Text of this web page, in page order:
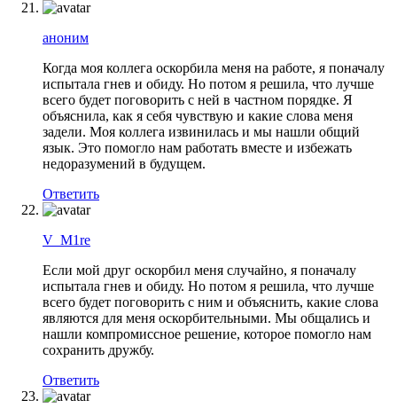
аноним
Когда моя коллега оскорбила меня на работе, я поначалу
испытала гнев и обиду. Но потом я решила, что лучше
всего будет поговорить с ней в частном порядке. Я
объяснила, как я себя чувствую и какие слова меня
задели. Моя коллега извинилась и мы нашли общий
язык. Это помогло нам работать вместе и избежать
недоразумений в будущем.
Ответить
V_M1re
Если мой друг оскорбил меня случайно, я поначалу
испытала гнев и обиду. Но потом я решила, что лучше
всего будет поговорить с ним и объяснить, какие слова
являются для меня оскорбительными. Мы общались и
нашли компромиссное решение, которое помогло нам
сохранить дружбу.
Ответить